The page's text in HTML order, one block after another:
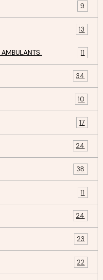
9
13
11
34
10
17
24
38
11
24
23
22